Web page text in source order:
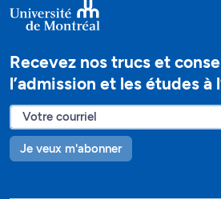
Recevez nos trucs et
l’admission et les études à
Je veux m'abonner